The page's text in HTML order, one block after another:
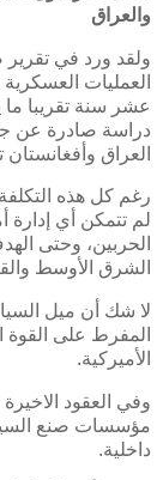
والعراق
ولقد ورد في
العمليات
دراسة صادرة عن
العراق وأفغانستان تتراوح ما بين 4
رغم كل هذه
لم تتمكن أي
الحربين، وحتى
الشرق الأوسط
لا شك أن ميل
المفرط على القوة
الأميركية.
وفي العقود
مؤسسات صنع
داخلية.